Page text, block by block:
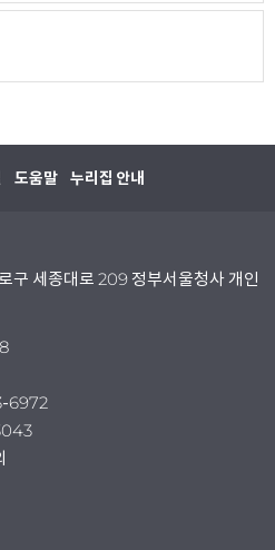
도움말 누리집 안내
구 세종대로 209 정부서울청사 개인
6972